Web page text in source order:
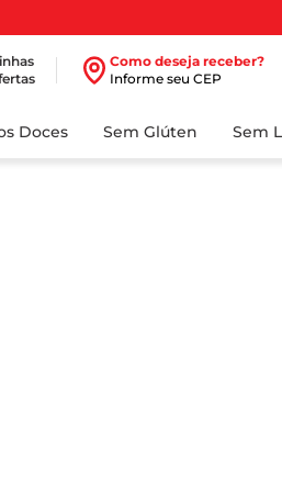
Como deseja receber?
Informe seu CEP
Doces Sem Glúten Sem